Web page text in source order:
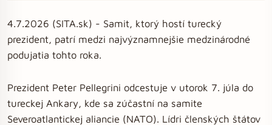
4.7.2026 (SITA.sk) - Samit, ktorý hostí turecký
prezident, patrí medzi najvýznamnejšie medzinárodné
podujatia tohto roka.
Prezident Peter Pellegrini odcestuje v utorok 7. júla do
tureckej Ankary, kde sa zúčastní na samite
Severoatlantickej aliancie (NATO). Lídri členských štátov